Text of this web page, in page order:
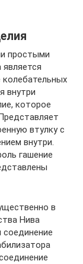
простыми
колебательных
внутри
которое
втулку с
внутри.
гашение
в
Нива